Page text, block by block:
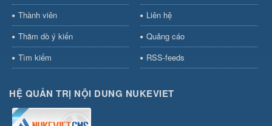
Thành viên
Liên hệ
Thăm dò ý kiến
Quảng cáo
Tìm kiếm
RSS-feeds
HỆ QUẢN TRỊ NỘI DUNG NUKEVIET